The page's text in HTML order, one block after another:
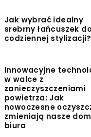
Jak wybrać idealny
srebrny łańcuszek
codziennej stylizacji?
Innowacyjne
w walce z
zanieczyszczeniami
powietrza: Jak
nowoczesne
zmieniają nasze
biura